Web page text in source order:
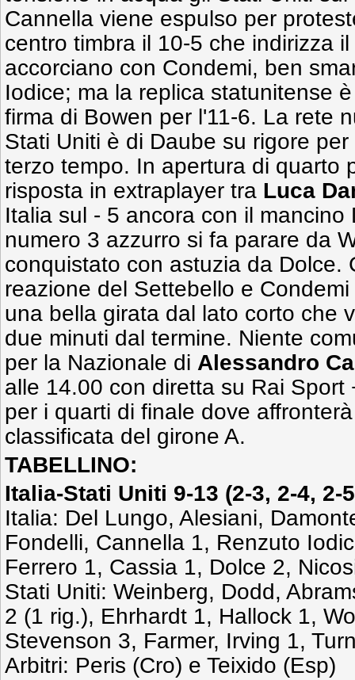
Cannella viene espulso per
centro timbra il 10-5 che indirizza
accorciano con Condemi, ben
Iodice; ma la replica statunitense
firma di Bowen per l'11-6. La rete
Stati Uniti è di Daube su rigore
terzo tempo. In apertura di quarto
risposta in extraplayer tra Luca
Italia sul - 5 ancora con il mancino
numero 3 azzurro si fa parare da
conquistato con astuzia da Dolce.
reazione del Settebello e
una bella girata dal lato corto che
due minuti dal termine. Niente
per la Nazionale di Alessandro
alle 14.00 con diretta su Rai Sport
per i quarti di finale dove
classificata del girone A.
TABELLINO:
Italia-Stati Uniti 9-13 (2-3, 2-4, 2-
Italia: Del Lungo, Alesiani,
Fondelli, Cannella 1, Renzuto
Ferrero 1, Cassia 1, Dolce 2,
Stati Uniti: Weinberg, Dodd,
2 (1 rig.), Ehrhardt 1, Hallock 1,
Stevenson 3, Farmer, Irving 1,
Arbitri: Peris (Cro) e Teixido (Esp)